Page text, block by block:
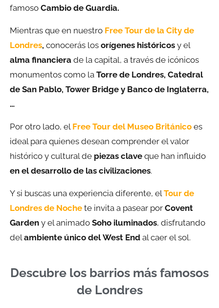
famoso Cambio de Guardia.
Mientras que en nuestro Free Tour de la City de
Londres, conocerás los orígenes históricos y el
alma financiera de la capital, a través de icónicos
monumentos como la Torre de Londres, Catedral
de San Pablo, Tower Bridge y Banco de Inglaterra,
…
Por otro lado, el Free Tour del Museo Británico es
ideal para quienes desean comprender el valor
histórico y cultural de piezas clave que han influido
en el desarrollo de las civilizaciones.
Y si buscas una experiencia diferente, el Tour de
Londres de Noche te invita a pasear por Covent
Garden y el animado Soho iluminados, disfrutando
del ambiente único del West End al caer el sol.
Descubre los barrios más famosos
de Londres